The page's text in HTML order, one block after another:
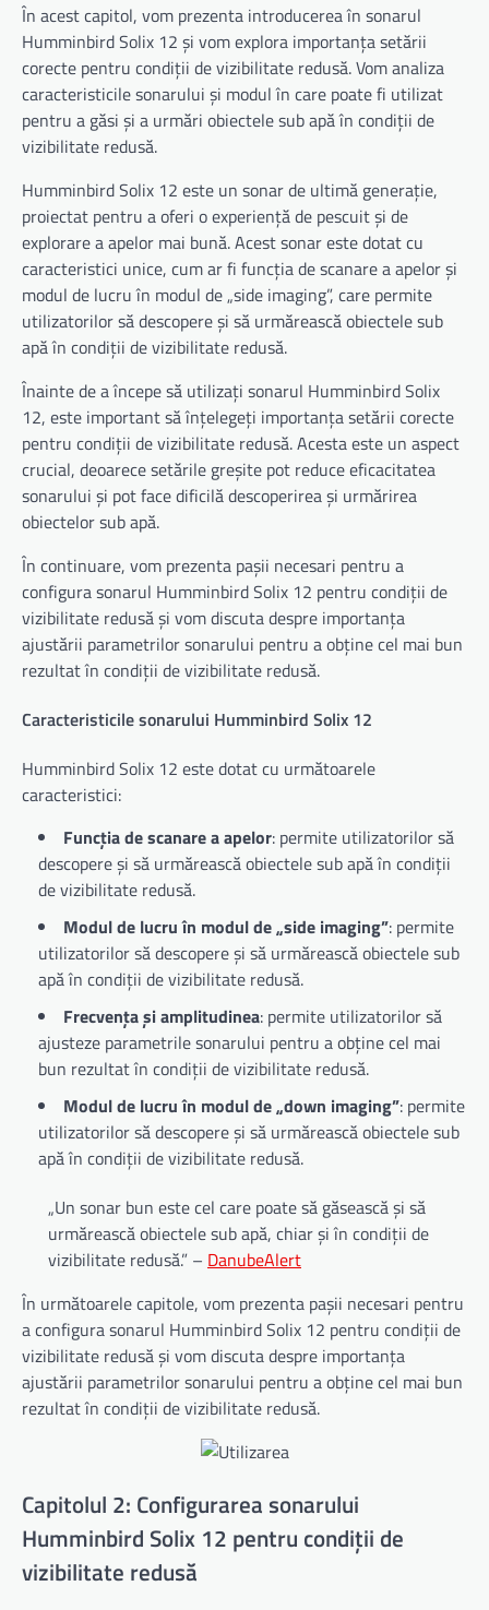
În acest capitol, vom prezenta introducerea în sonarul
Humminbird Solix 12 și vom explora importanța setării
corecte pentru condiții de vizibilitate redusă. Vom analiza
caracteristicile sonarului și modul în care poate fi utilizat
pentru a găsi și a urmări obiectele sub apă în condiții de
vizibilitate redusă.
Humminbird Solix 12 este un sonar de ultimă generație,
proiectat pentru a oferi o experiență de pescuit și de
explorare a apelor mai bună. Acest sonar este dotat cu
caracteristici unice, cum ar fi funcția de scanare a apelor și
modul de lucru în modul de „side imaging”, care permite
utilizatorilor să descopere și să urmărească obiectele sub
apă în condiții de vizibilitate redusă.
Înainte de a începe să utilizați sonarul Humminbird Solix
12, este important să înțelegeți importanța setării corecte
pentru condiții de vizibilitate redusă. Acesta este un aspect
crucial, deoarece setările greșite pot reduce eficacitatea
sonarului și pot face dificilă descoperirea și urmărirea
obiectelor sub apă.
În continuare, vom prezenta pașii necesari pentru a
configura sonarul Humminbird Solix 12 pentru condiții de
vizibilitate redusă și vom discuta despre importanța
ajustării parametrilor sonarului pentru a obține cel mai bun
rezultat în condiții de vizibilitate redusă.
Caracteristicile sonarului Humminbird Solix 12
Humminbird Solix 12 este dotat cu următoarele
caracteristici:
Funcția de scanare a apelor: permite utilizatorilor să
descopere și să urmărească obiectele sub apă în condiții
de vizibilitate redusă.
Modul de lucru în modul de „side imaging”: permite
utilizatorilor să descopere și să urmărească obiectele sub
apă în condiții de vizibilitate redusă.
Frecvența și amplitudinea: permite utilizatorilor să
ajusteze parametrile sonarului pentru a obține cel mai
bun rezultat în condiții de vizibilitate redusă.
Modul de lucru în modul de „down imaging”: permite
utilizatorilor să descopere și să urmărească obiectele sub
apă în condiții de vizibilitate redusă.
„Un sonar bun este cel care poate să găsească și să
urmărească obiectele sub apă, chiar și în condiții de
vizibilitate redusă.” – DanubeAlert
În următoarele capitole, vom prezenta pașii necesari pentru
a configura sonarul Humminbird Solix 12 pentru condiții de
vizibilitate redusă și vom discuta despre importanța
ajustării parametrilor sonarului pentru a obține cel mai bun
rezultat în condiții de vizibilitate redusă.
Capitolul 2: Configurarea sonarului
Humminbird Solix 12 pentru condiții de
vizibilitate redusă